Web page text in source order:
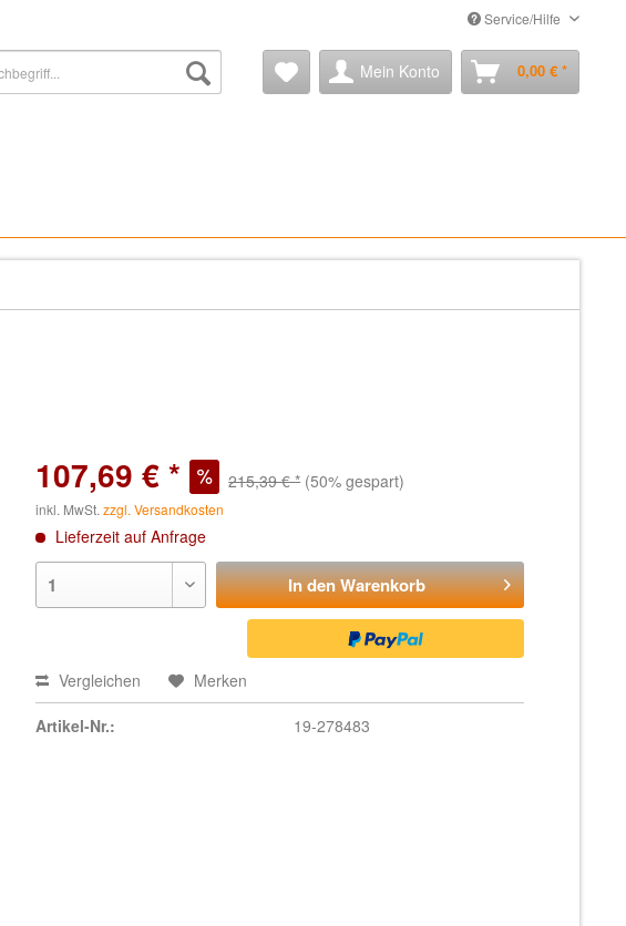
Service/Hilfe
Mein Konto 0,00 € *
107,69 € * 215,39 € * (50% gespart)
inkl. MwSt.zzgl. Versandkosten
Lieferzeit auf Anfrage
In denWarenkorb
Vergleichen Merken
Artikel-Nr.: 19-278483